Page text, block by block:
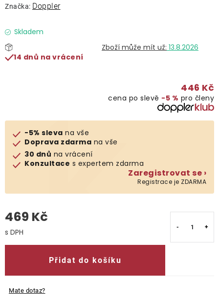
Deštníky
Klub výhod
Naše katalogy
Značka: Doppler
Skladem
13.8.2026
14 dnů na vrácení
446 Kč
cena po slevě −5 % pro členy
-5% sleva na vše
Doprava zdarma na vše
30 dnů na vrácení
Konzultace s expertem zdarma
Zaregistrovat se ›
Registrace je ZDARMA
469 Kč
Přidat do košíku
Mate dotaz?